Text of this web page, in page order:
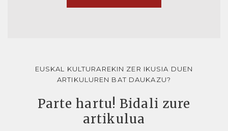
EUSKAL KULTURAREKIN ZER IKUSIA DUEN
ARTIKULUREN BAT DAUKAZU?
Parte hartu! Bidali zure
artikulua